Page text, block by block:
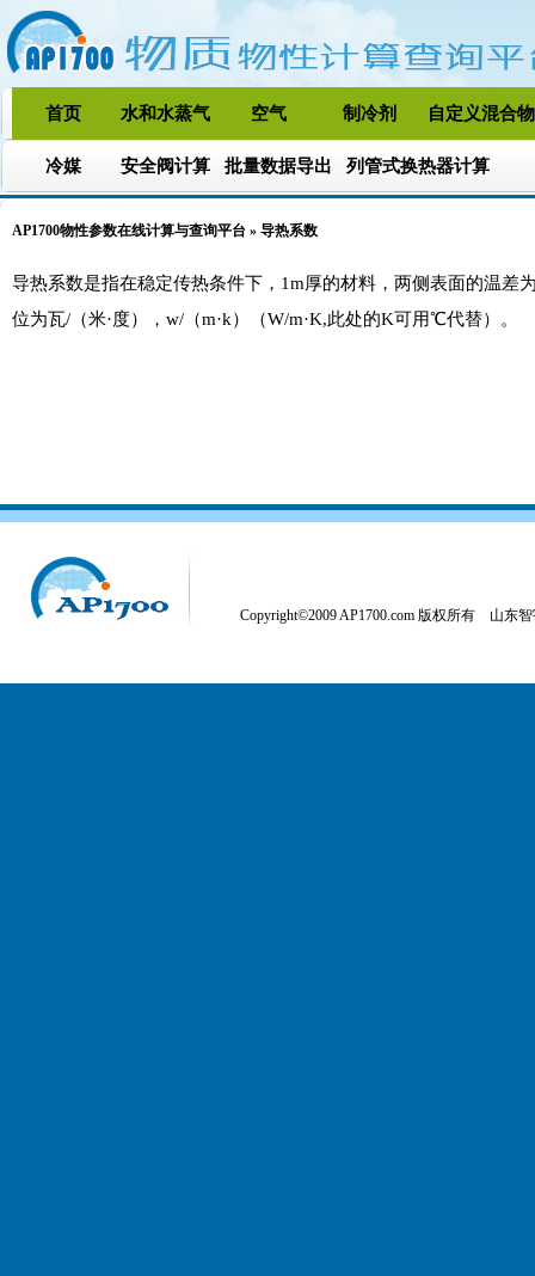
首页 水和水蒸气 空气 制冷剂 自定义混合物
冷媒 安全阀计算 批量数据导出 列管式换热器计算
AP1700物性参数在线计算与查询平台 » 导热系数
导热系数是指在稳定传热条件下，1m厚的材料，两侧表面的温差
位为瓦/（米·度），w/（m·k）（W/m·K,此处的K可用℃代替）。
Copyright©2009 AP1700.com 版权所有 山东